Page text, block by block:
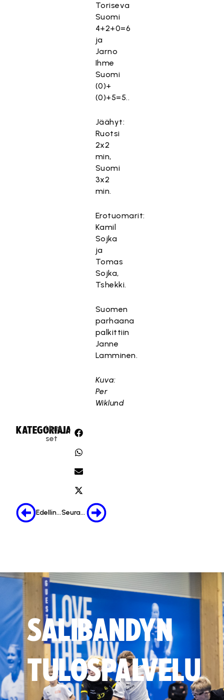
Toriseva
Suomi
4+2+0=6
ja
Jarno
Ihme
Suomi
(0)+
(0)+5=5..
Jäähyt:
Ruotsi
2x2
min,
Suomi
3x2
min.
Erotuomarit:
Kamil
Sojka
ja
Tomas
Sojka,
Tshekki.
Suomen
parhaana
palkittiin
Janne
Lamminen.
Kuva:
Per
Wiklund
KATEGORIA:
Uuti
set
JAA:
Edellinen Seuraava
SALIBANDYN
TULOSPALVELU